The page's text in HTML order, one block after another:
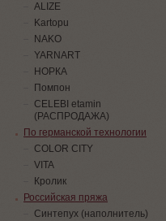
ALIZE
Kartopu
NAKO
YARNART
НОРКА
Помпон
СELEBI etamin
(РАСПРОДАЖА)
По германской технологии
COLOR CITY
VITA
Кролик
Российская пряжа
Синтепух (наполнитель)